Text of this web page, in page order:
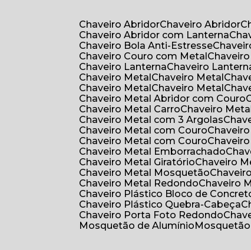
Chaveiro Abridor
Chaveiro Abridor
Chaveiro Abridor com Lanterna
Chaveiro Bola Anti-Estresse
Chaveiro Couro com Metal
Chaveiro Lanterna
Chaveiro
Chaveiro Metal
Chaveiro Metal
Chaveiro Metal
Chaveiro Metal
Chaveiro Metal Abridor com Couro
Chaveiro Metal Carro
Chaveiro
Chaveiro Metal com 3 Argolas
Chaveiro Metal com Couro
Chaveiro Metal com Couro
Chaveiro Metal Emborrachado
Chaveiro Metal Giratório
Chaveiro
Chaveiro Metal Mosquetão
Chaveiro Metal Redondo
Chaveiro
Chaveiro Plástico Bloco de
Chaveiro Plástico Quebra-Cabeça
Chaveiro Porta Foto Redondo
Mosquetão de Alumínio